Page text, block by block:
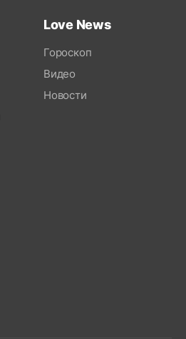
Love News
Гороскоп
Видео
Новости